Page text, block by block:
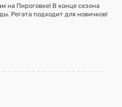
на Пироговке! В конце сезона
Регата подходит для новичков!